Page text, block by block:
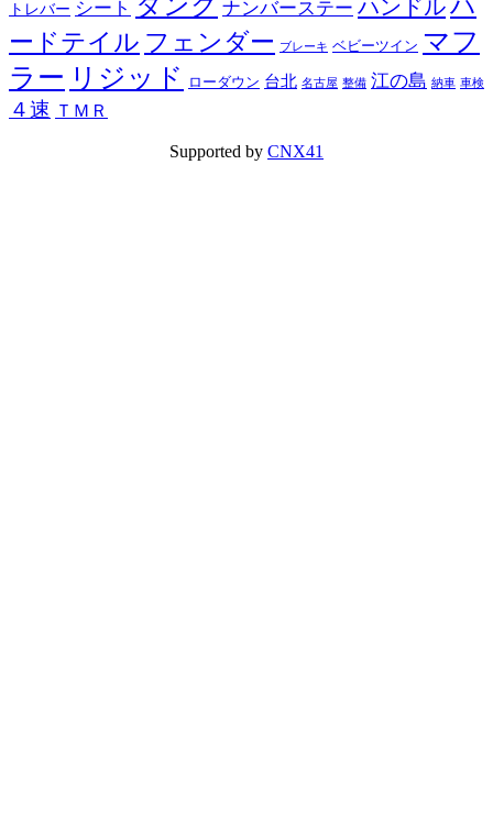
トレバー シート ナンバーステー ハンドルハ
ードテイル フェンダー ブレーキ ベビーツイン マフ
ラー リジッド ローダウン 台北 名古屋 整備 江の島 納車 車検
４速 ＴＭＲ
Supported by CNX41